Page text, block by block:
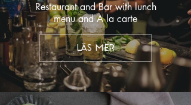
Restaurant and Bar with lunch
menu and A la carte
LÄS MER